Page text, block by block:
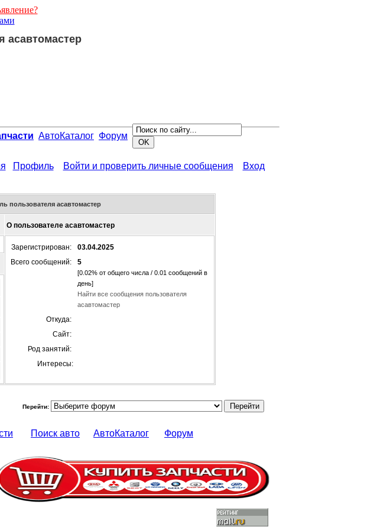
асавтомастер
АвтоКаталог Форум
Профиль Войти и проверить личные сообщения Вход
пользователя асавтомастер
О пользователе асавтомастер
Зарегистрирован:
03.04.2025
Всего сообщений:
5
[0.02% от общего числа / 0.01 сообщений в
день]
Найти все сообщения пользователя
асавтомастер
Откуда:
Сайт:
Род занятий:
Интересы:
Перейти:
Поиск авто АвтоКаталог Форум